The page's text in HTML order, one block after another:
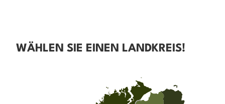
WÄHLEN SIE EINEN LANDKREIS!